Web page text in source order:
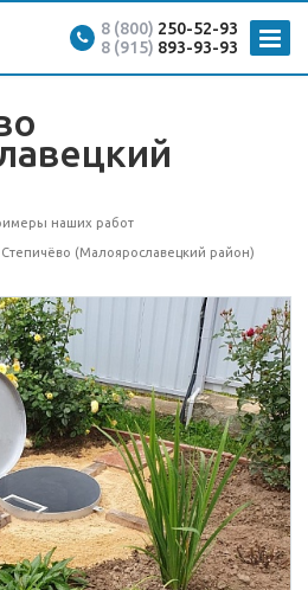
8 (800) 250-52-93
8 (915) 893-93-93
наших работ
Степичёво (Малоярославецкий район)